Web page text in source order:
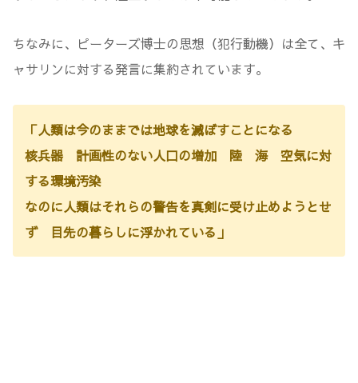
ちなみに、ピーターズ博士の思想（犯行動機）は全て、キ
ャサリンに対する発言に集約されています。
「人類は今のままでは地球を滅ぼすことになる
核兵器 計画性のない人口の増加 陸 海 空気に対
する環境汚染
なのに人類はそれらの警告を真剣に受け止めようとせ
ず 目先の暮らしに浮かれている」